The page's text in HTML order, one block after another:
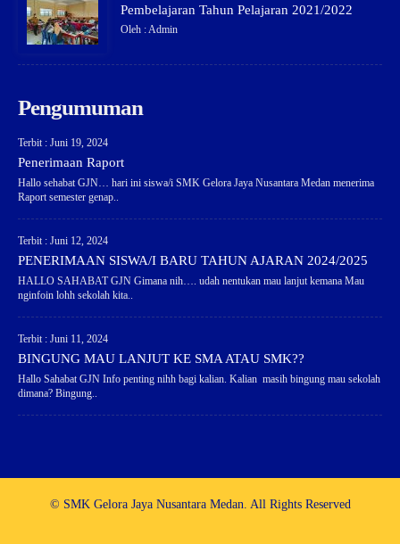
Pembelajaran Tahun Pelajaran 2021/2022
Oleh : Admin
Pengumuman
Terbit : Juni 19, 2024
Penerimaan Raport
Hallo sehabat GJN… hari ini siswa/i SMK Gelora Jaya Nusantara Medan menerima
Raport semester genap..
Terbit : Juni 12, 2024
PENERIMAAN SISWA/I BARU TAHUN AJARAN 2024/2025
HALLO SAHABAT GJN Gimana nih…. udah nentukan mau lanjut kemana Mau
nginfoin lohh sekolah kita..
Terbit : Juni 11, 2024
BINGUNG MAU LANJUT KE SMA ATAU SMK??
Hallo Sahabat GJN Info penting nihh bagi kalian. Kalian masih bingung mau sekolah
dimana? Bingung..
© SMK Gelora Jaya Nusantara Medan. All Rights Reserved